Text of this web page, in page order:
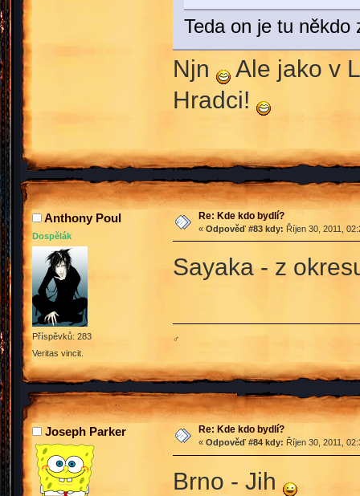
Teda on je tu
Njn
Ale jako v
Hradci!
Anthony Poul
Dospělák
Příspěvků: 283
Veritas vincit.
Re: Kde kdo bydlí?
« Odpověď #83 kdy: Říjen 30, 2011,
Sayaka - z
♂
Joseph Parker Re: Kde kdo bydlí?
« Odpověď #84 kdy: Říjen 30, 2011,
Brno - Jih